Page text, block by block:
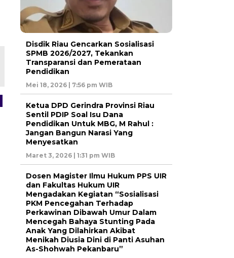
Disdik Riau Gencarkan Sosialisasi
SPMB 2026/2027, Tekankan
Transparansi dan Pemerataan
Pendidikan
Mei 18, 2026 | 7:56 pm WIB
Ketua DPD Gerindra Provinsi Riau
Sentil PDIP Soal Isu Dana
Pendidikan Untuk MBG, M Rahul :
Jangan Bangun Narasi Yang
Menyesatkan
Maret 3, 2026 | 1:31 pm WIB
Dosen Magister Ilmu Hukum PPS UIR
dan Fakultas Hukum UIR
Mengadakan Kegiatan “Sosialisasi
PKM Pencegahan Terhadap
Perkawinan Dibawah Umur Dalam
Mencegah Bahaya Stunting Pada
Anak Yang Dilahirkan Akibat
Menikah Diusia Dini di Panti Asuhan
As-Shohwah Pekanbaru”